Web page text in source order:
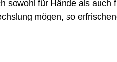
sowohl für Hände als auch
mögen, so